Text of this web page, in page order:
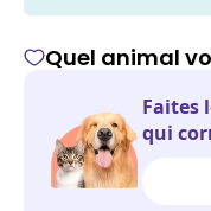
Quel animal
Faites
qui